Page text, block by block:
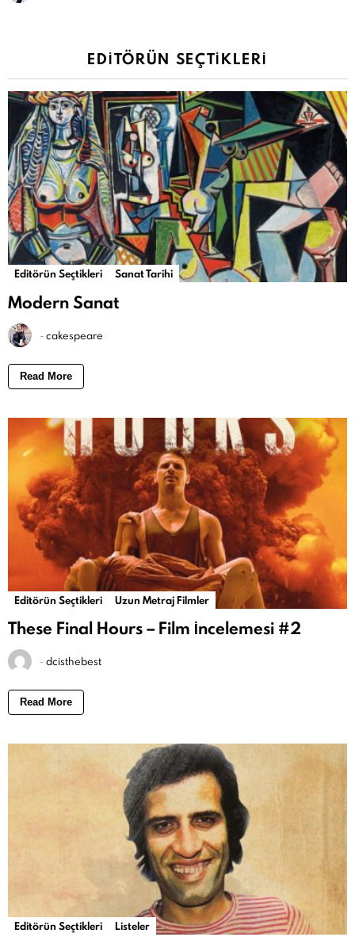
EDITÖRÜN SEÇTIKLERI
Editörün Seçtikleri Sanat Tarihi
Modern Sanat
-cakespeare
Read More
Editörün Seçtikleri Uzun Metraj Filmler
These Final Hours – Film İncelemesi #2
-dcisthebest
Read More
Editörün Seçtikleri Listeler